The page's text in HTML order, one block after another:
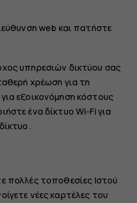
web και πατήστε
υπηρεσιών δικτύου σας
χρέωση για τη
εξοικονόμηση κόστους
ένα δίκτυο Wi-Fi για
πολλές τοποθεσίες Ιστού
νέες καρτέλες του